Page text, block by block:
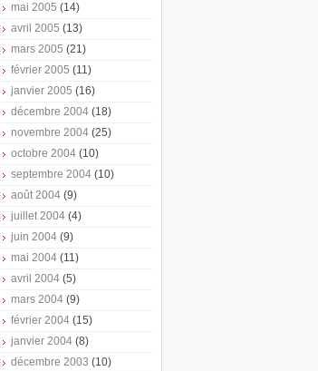
mai 2005 (14)
avril 2005 (13)
mars 2005 (21)
février 2005 (11)
janvier 2005 (16)
décembre 2004 (18)
novembre 2004 (25)
octobre 2004 (10)
septembre 2004 (10)
août 2004 (9)
juillet 2004 (4)
juin 2004 (9)
mai 2004 (11)
avril 2004 (5)
mars 2004 (9)
février 2004 (15)
janvier 2004 (8)
décembre 2003 (10)